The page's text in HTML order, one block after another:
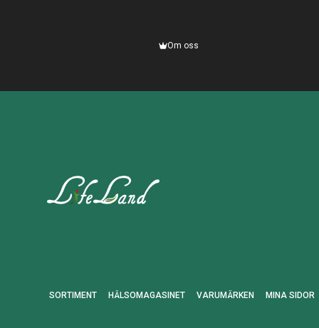
Om oss
SORTIMENT HÄLSOMAGASINET VARUMÄRKEN MINA SIDOR